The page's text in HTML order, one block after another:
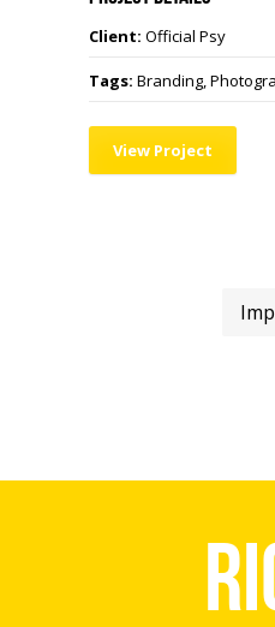
Client: Official Psy
Tags: Branding,
View Project